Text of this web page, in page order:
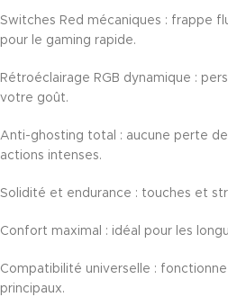
Switches Red mécaniques : frappe
pour le gaming rapide.
Rétroéclairage RGB dynamique :
votre goût.
Anti-ghosting total : aucune perte
actions intenses.
Solidité et endurance : touches et
Confort maximal : idéal pour les
Compatibilité universelle :
principaux.